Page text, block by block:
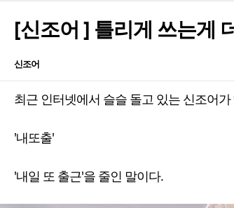
[신조어 ] 틀리게 쓰는게
신조어
최근 인터넷에서 슬슬 돌고 있는 신조어
'내또출'
'내일 또 출근'을 줄인 말이다.